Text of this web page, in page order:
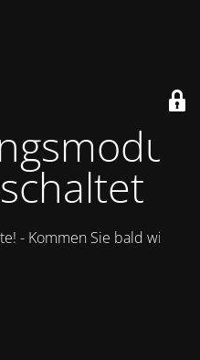
- Kommen Sie bald wieder.